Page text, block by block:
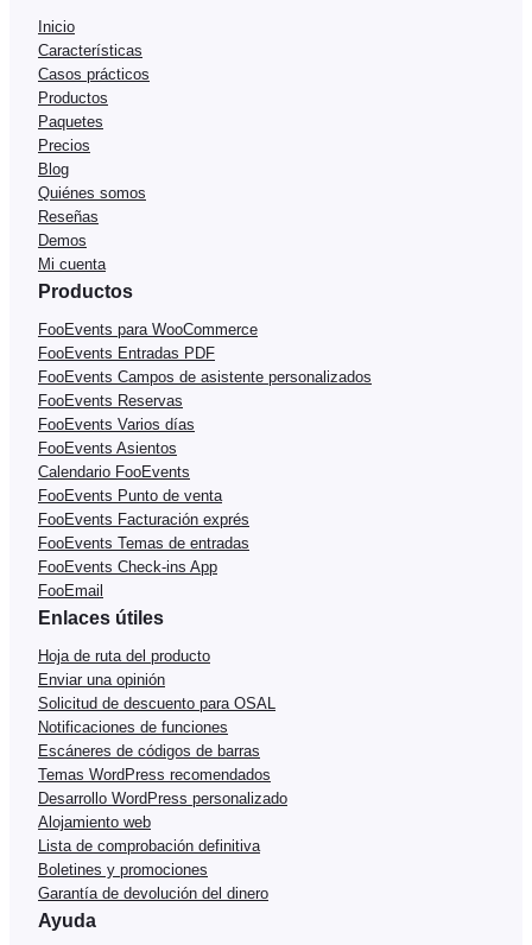
Inicio
Características
Casos prácticos
Productos
Paquetes
Precios
Blog
Quiénes somos
Reseñas
Demos
Mi cuenta
Productos
FooEvents para WooCommerce
FooEvents Entradas PDF
FooEvents Campos de asistente personalizados
FooEvents Reservas
FooEvents Varios días
FooEvents Asientos
Calendario FooEvents
FooEvents Punto de venta
FooEvents Facturación exprés
FooEvents Temas de entradas
FooEvents Check-ins App
FooEmail
Enlaces útiles
Hoja de ruta del producto
Enviar una opinión
Solicitud de descuento para OSAL
Notificaciones de funciones
Escáneres de códigos de barras
Temas WordPress recomendados
Desarrollo WordPress personalizado
Alojamiento web
Lista de comprobación definitiva
Boletines y promociones
Garantía de devolución del dinero
Ayuda